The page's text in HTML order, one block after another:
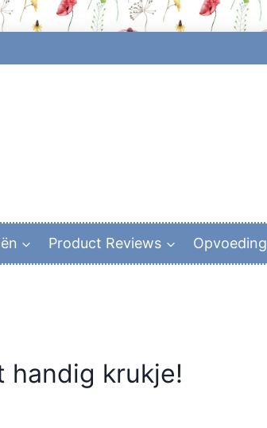
Product Reviews Opvoeding
handig krukje!